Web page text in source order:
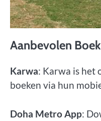
Aanbevolen
Karwa: Karwa is het
boeken via hun
Doha Metro App: